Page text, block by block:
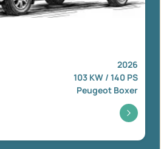
2026
103 KW / 140 PS
Peugeot Boxer